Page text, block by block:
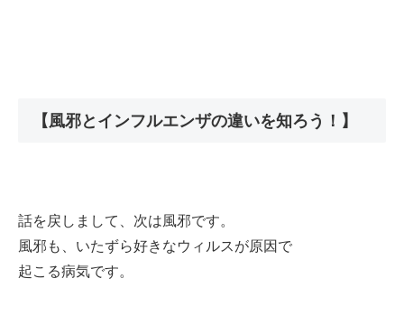
【風邪とインフルエンザの違いを知ろう！】
話を戻しまして、次は風邪です。
風邪も、いたずら好きなウィルスが原因で
起こる病気です。